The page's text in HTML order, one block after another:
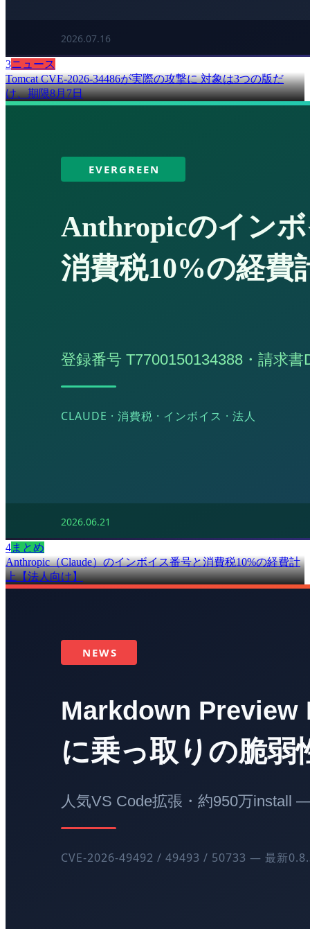
3ニュース
Tomcat CVE-2026-34486が実際の攻撃に 対象は3つの版だ
け、期限8月7日
4まとめ
Anthropic（Claude）のインボイス番号と消費税10%の経費計
上【法人向け】